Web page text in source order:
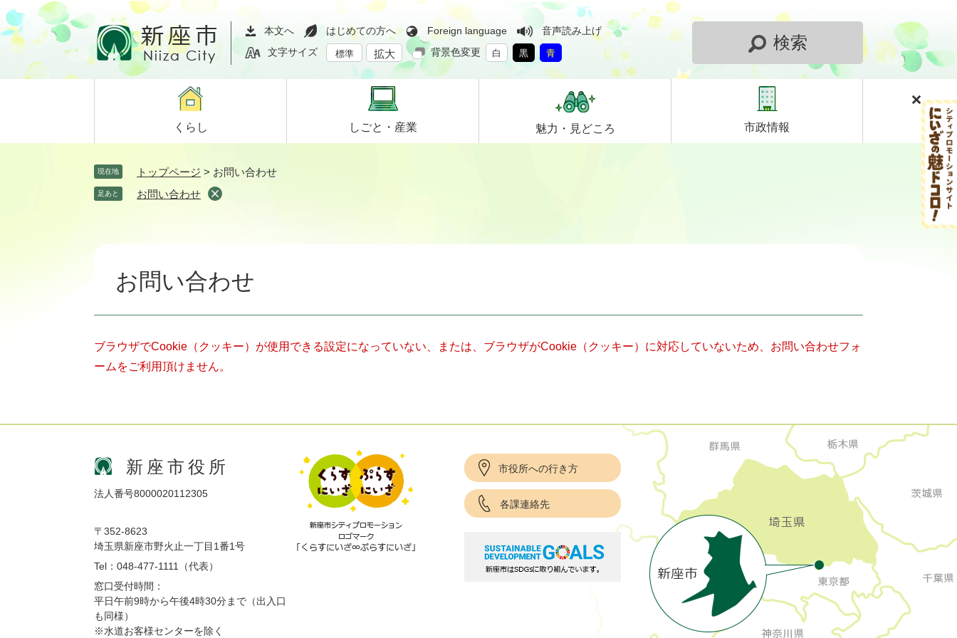
ペ
ー
ジ
メ
ニ
ュ
て
本文へ はじめての方へ Foreign language
音声読み上げ
文字サイズ
標準 拡大 背景色変更 白 黒 青
検索
くらし しごと・ 産業 魅力・ 見どころ 市政情報
現在地 トップページ > お問い合わせ
足あと お問い合わせ
お問い合わせ
ブラウザでCookie（クッキー）が使用できる設定になっていない、または、ブラウザがCookie（クッキー）に対応していないため、お問い合わせフォ
ームをご利用頂けません。
新座市役所
法人番号8000020112305
〒352-8623
埼玉県新座市野火止一丁目1番1号
Tel：048-477-1111（代表）
窓口受付時間：
平日午前9時から午後4時30分まで（出入口
も同様）
※水道お客様センターを除く
市役所への行き方
各課連絡先